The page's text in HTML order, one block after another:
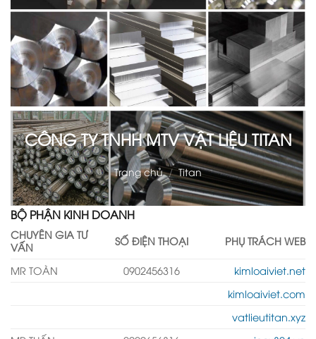
CÔNG TY TNHH MTV VẬT LIỆU TITAN
Trang chủ / Titan
BỘ PHẬN KINH DOANH
CHUYÊN GIA TƯ
VẤN
SỐ ĐIỆN THOẠI PHỤ TRÁCH WEB
MR TOÀN 0902456316
kimloaiviet.net
kimloaiviet.com
vatlieutitan.xyz